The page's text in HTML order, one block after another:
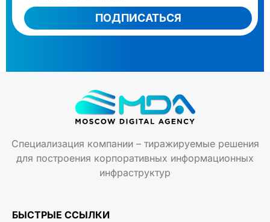
ПОДПИСАТЬСЯ
Специализация компании – тиражируемые решения
для построения корпоративных информационных
инфраструктур
БЫСТРЫЕ ССЫЛКИ